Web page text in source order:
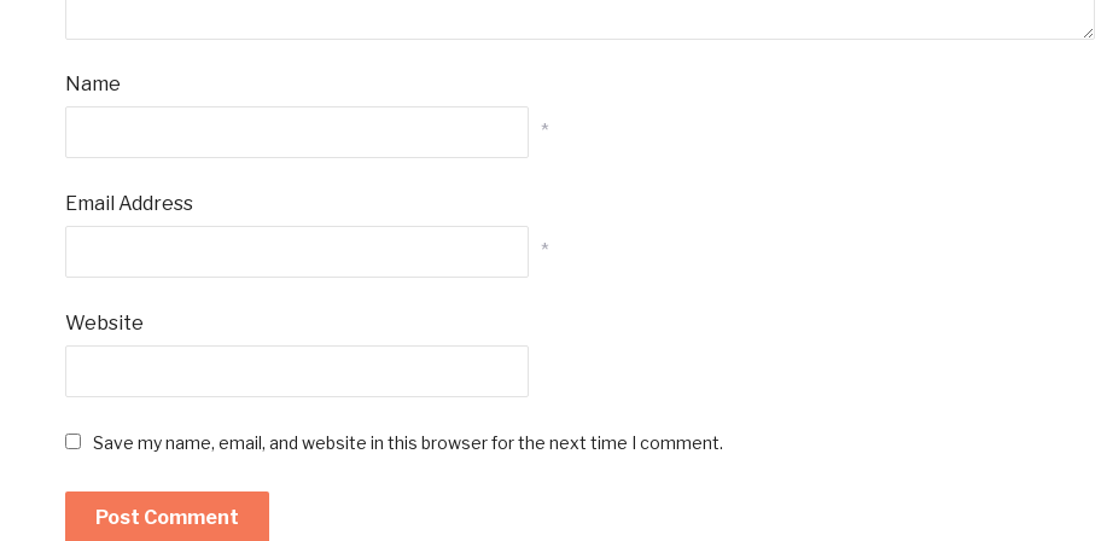
Name
*
Email Address
*
Website
Save my name, email, and website in this browser for the next time I comment.